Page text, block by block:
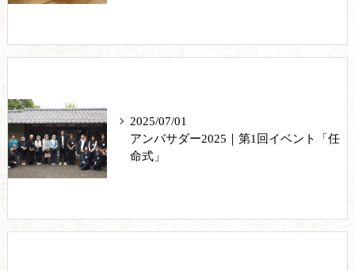
2025/07/01
アンバサダー2025｜第1回イベント「任
命式」